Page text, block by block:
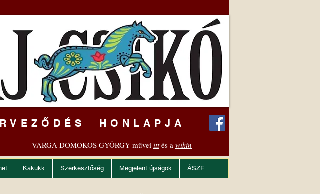
HONLAPJA
VARGA DOMOKOS GYÖRGY művei ittés a wikin
Kakukk Szerkesztőség Megjelent újságok ÁSZF